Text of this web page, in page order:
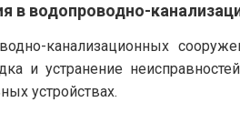
в водопроводно-
канализационных
и устранение
устройствах.